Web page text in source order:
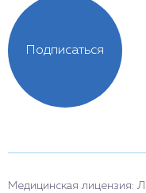
Подписаться
Медицинская лицензия: